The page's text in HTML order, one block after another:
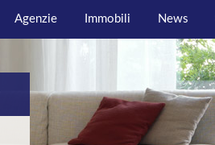
Agenzie Immobili News